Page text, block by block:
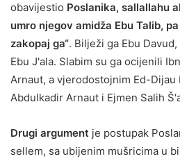
obavijestio Poslanika, sallallahu
umro njegov amidža Ebu Talib,
zakopaj ga“. Bilježi ga Ebu
Ebu J'ala. Slabim su ga ocijenili
Arnaut, a vjerodostojnim Ed-Dijau
Abdulkadir Arnaut i Ejmen Salih
Drugi argument je postupak
sellem, sa ubijenim mušricima u